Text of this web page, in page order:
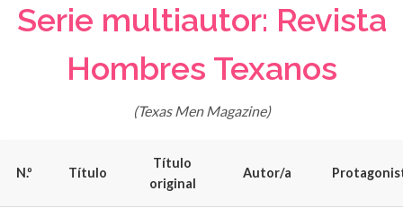
Serie multiautor: Revista
Hombres Texanos
(Texas Men Magazine)
N.º Título
Título
original
Autor/a